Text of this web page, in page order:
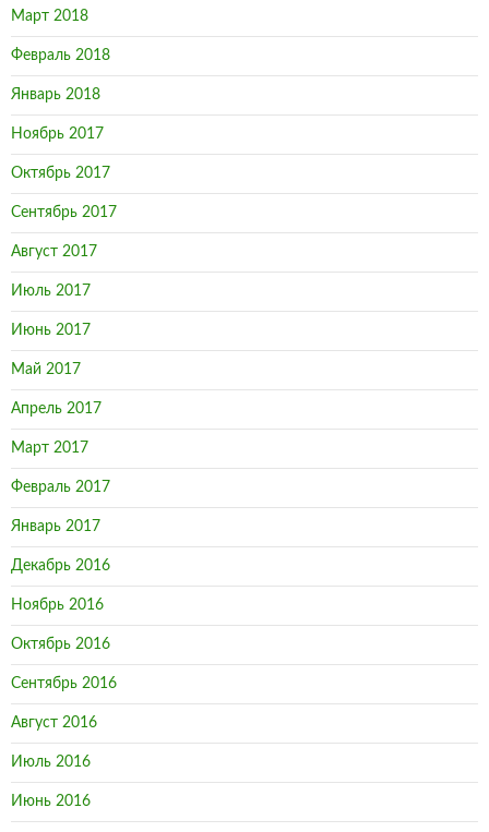
Март 2018
Февраль 2018
Январь 2018
Ноябрь 2017
Октябрь 2017
Сентябрь 2017
Август 2017
Июль 2017
Июнь 2017
Май 2017
Апрель 2017
Март 2017
Февраль 2017
Январь 2017
Декабрь 2016
Ноябрь 2016
Октябрь 2016
Сентябрь 2016
Август 2016
Июль 2016
Июнь 2016